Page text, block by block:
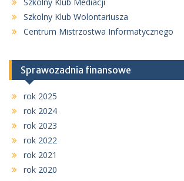
Szkolny Klub Wolontariusza
Centrum Mistrzostwa Informatycznego
Sprawozadnia finansowe
rok 2025
rok 2024
rok 2023
rok 2022
rok 2021
rok 2020